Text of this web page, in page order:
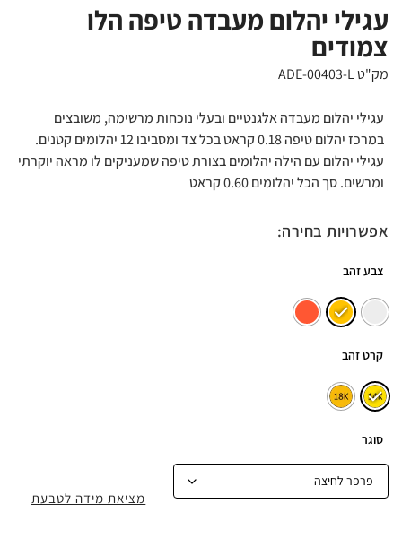
עגילי יהלום מעבדה טיפה הלו
צמודים
מק"ט ADE-00403-L
עגילי יהלום מעבדה אלגנטיים ובעלי נוכחות מרשימה, משובצים
במרכז יהלום טיפה 0.18 קראט בכל צד ומסביבו 12 יהלומים קטנים.
עגילי יהלום עם הילה יהלומים בצורת טיפה שמעניקים לו מראה יוקרתי
ומרשים. סך הכל יהלומים 0.60 קראט
אפשרויות בחירה:
צבע זהב
קרט זהב
סוגר
מציאת מידה לטבעת